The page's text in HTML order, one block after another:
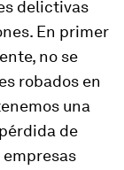
delictivas
En primer
no se
robados en
una
de